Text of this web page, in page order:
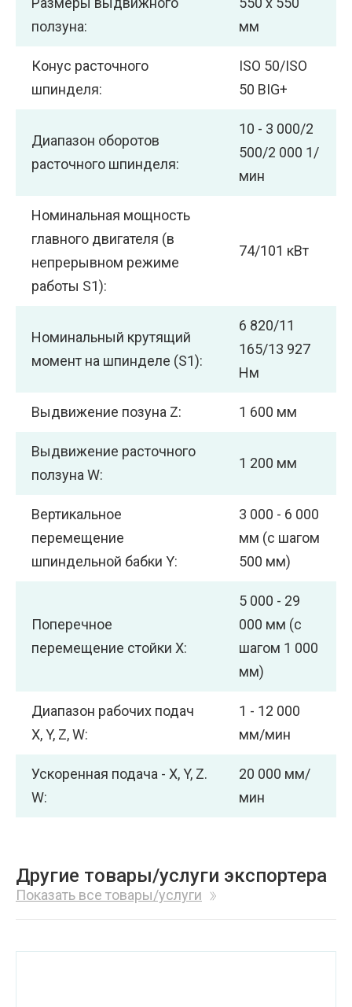
ползуна:
мм
Конус расточного
шпинделя:
ISO 50/ISO
50 BIG+
Диапазон оборотов
расточного шпинделя:
10 - 3 000/2
500/2 000 1/
мин
Номинальная мощность
главного двигателя (в
непрерывном режиме
работы S1):
74/101 кВт
Номинальный крутящий
момент на шпинделе (S1):
6 820/11
165/13 927
Нм
Выдвижение позуна Z: 1 600 мм
Выдвижение расточного
ползуна W:
1 200 мм
Вертикальное
перемещение
шпиндельной бабки Y:
3 000 - 6 000
мм (с шагом
500 мм)
Поперечное
перемещение стойки X:
5 000 - 29
000 мм (с
шагом 1 000
мм)
Диапазон рабочих подач
X, Y, Z, W:
1 - 12 000
мм/мин
Ускоренная подача - X, Y, Z.
W:
20 000 мм/
мин
Другие товары/услуги экспортера
Показать все товары/услуги